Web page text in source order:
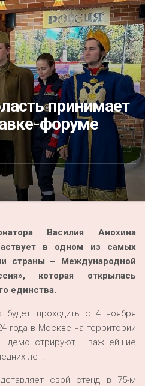
культурыпринимает
форуме
Василия Анохина
в одном из самых
страны – Международной
которая открылась
единства.
будет проходить с 4 ноября
года в Москве на территории
важнейшие
лет.
свой стенд в 75-м